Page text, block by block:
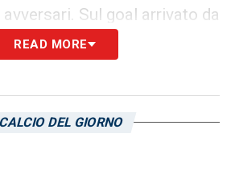
Sul goal arrivato da
non gli si possono dare
sul portiere secondo
un goal viziato da
READ MORE
DEL GIORNO